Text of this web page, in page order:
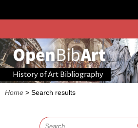
History of Art Bibliography
Home > Search results